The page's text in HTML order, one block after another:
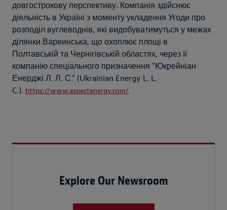
довгострокову перспективу. Компанія здійснює
діяльність в Україні з моменту укладення Угоди про
розподіл вуглеводнів, які видобуватимуться у межах
ділянки Варвинська, що охоплює площі в
Полтавській та Чернігівській областях, через її
компанію спеціального призначення "Юкрейніан
Енерджі Л. Л. С." (Ukrainian Energy L. L.
C.). https://www.aspectenergy.com/
Explore Our Newsroom